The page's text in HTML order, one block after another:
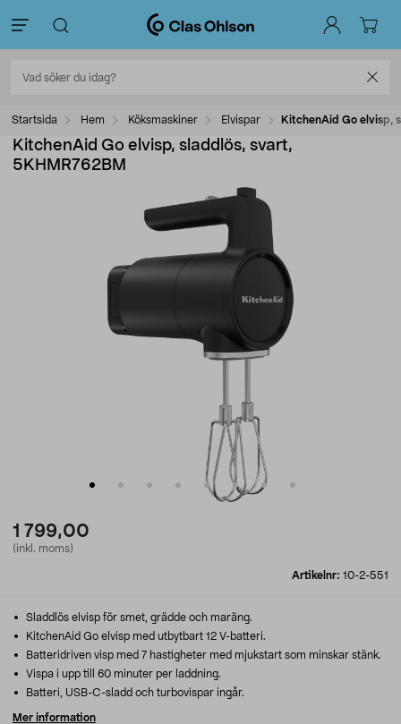
Startsida Hem Köksmaskiner Elvispar KitchenAid Go elvisp,
KitchenAid Go elvisp, sladdlös, svart,
5KHMR762BM
1 799,00
(inkl. moms)
Artikelnr: 10-2-551
Sladdlös elvisp för smet, grädde och maräng.
KitchenAid Go elvisp med utbytbart 12 V-batteri.
Batteridriven visp med 7 hastigheter med mjukstart som minskar stänk.
Vispa i upp till 60 minuter per laddning.
Batteri, USB-C-sladd och turbovispar ingår.
Mer information